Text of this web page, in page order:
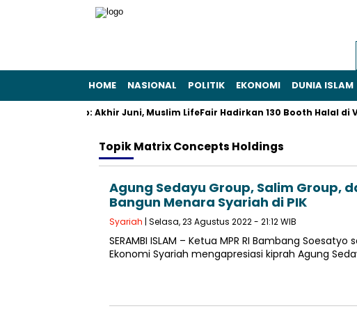
HOME NASIONAL POLITIK EKONOMI DUNIA ISLAM
Gaya Hidup: Akhir Juni, Muslim LifeFair Hadirkan 130 Booth Halal di
TopikMatrix Concepts Holdings
Agung Sedayu Group, Salim Group,
Bangun Menara Syariah di PIK
Syariah | Selasa, 23 Agustus 2022 - 21:12 WIB
SERAMBI ISLAM – Ketua MPR RI Bambang
Ekonomi Syariah mengapresiasi kiprah Agung